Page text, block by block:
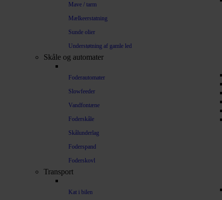
Mave / tarm
Mælkeerstatning
Sunde olier
Understøtning af gamle led
Skåle og automater
Foderautomater
Slowfeeder
Vandfontæne
Foderskåle
Skålunderlag
Foderspand
Foderskovl
Transport
Kat i bilen